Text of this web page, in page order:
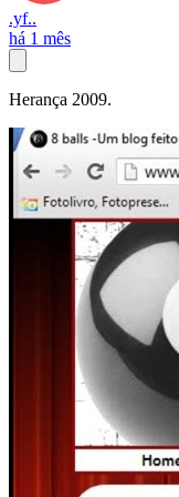
.yf..
há 1 mês
Herança 2009.